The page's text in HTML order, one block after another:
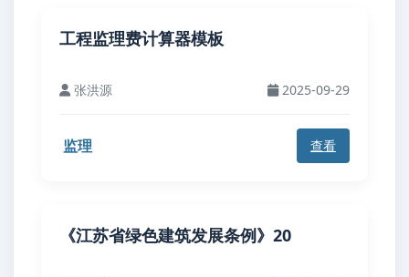
工程监理费计算器模板
张洪源 2025-09-29
监理 查看
《江苏省绿色建筑发展条例》20